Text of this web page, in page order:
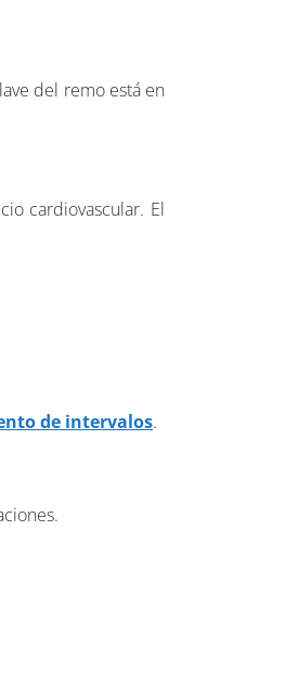
del remo está en
cardiovascular. El
de intervalos.